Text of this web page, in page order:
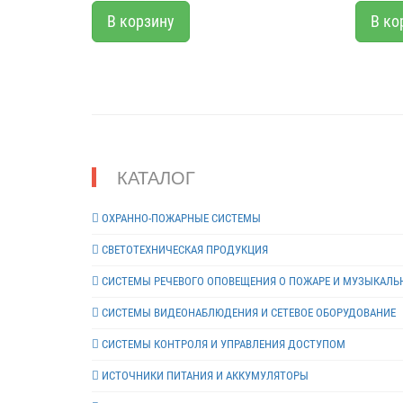
В корзину
так же
В
КАТАЛОГ
ОХРАННО-ПОЖАРНЫЕ СИСТЕМЫ
СВЕТОТЕХНИЧЕСКАЯ ПРОДУКЦИЯ
СИСТЕМЫ РЕЧЕВОГО ОПОВЕЩЕНИЯ О ПОЖАРЕ И
СИСТЕМЫ ВИДЕОНАБЛЮДЕНИЯ И СЕТЕВОЕ ОБОРУДОВАНИЕ
СИСТЕМЫ КОНТРОЛЯ И УПРАВЛЕНИЯ ДОСТУПОМ
ИСТОЧНИКИ ПИТАНИЯ И АККУМУЛЯТОРЫ